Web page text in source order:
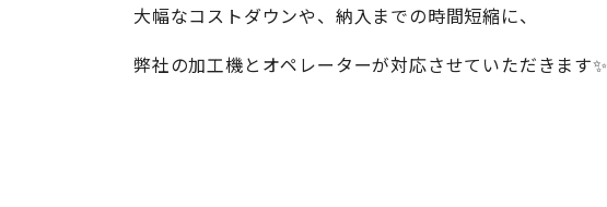
大幅なコストダウンや、納入までの時間短縮に、
弊社の加工機とオペレーターが対応させていただきます✨